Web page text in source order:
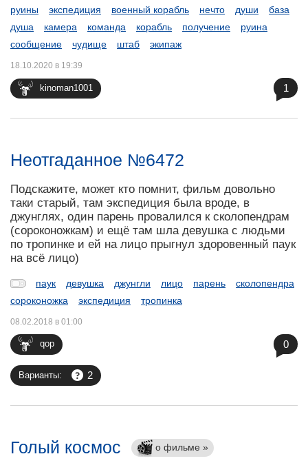
руины
экспедиция военный корабль нечто души
база
душа
камера команда корабль получение
руина
сообщение
чудище штаб экипаж
kinoman1001
18.10.2020 в 19:39
1
Неотгаданное №6472
Подскажите, может кто помнит, фильм довольно
таки старый, там экспедиция была вроде, в
джунглях, один парень провалился к сколопендрам
(сороконожкам) и ещё там шла девушка с людьми
по тропинке и ей на лицо прыгнул здоровенный паук
на всё лицо)
паук девушка джунгли лицо парень
сколопендра
сороконожка
экспедиция тропинка
qop
08.02.2018 в 01:00
Варианты: 2
0
Голый космос о фильме »